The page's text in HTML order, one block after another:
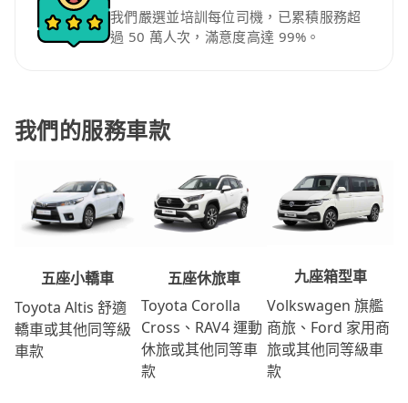
我們嚴選並培訓每位司機，已累積服務超
過 50 萬人次，滿意度高達 99%。
我們的服務車款
五座小轎車
Toyota Altis 舒適
轎車或其他同等級
車款
五座休旅車
Toyota Corolla
Cross、RAV4 運動
休旅或其他同等車
款
九座箱型車
Volkswagen 旗艦
商旅、Ford 家用商
旅或其他同等級車
款